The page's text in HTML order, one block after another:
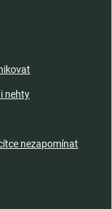
nehty
nezapomínat